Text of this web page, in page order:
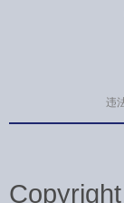
违